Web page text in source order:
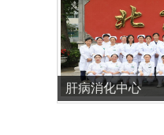
肝病消化中心